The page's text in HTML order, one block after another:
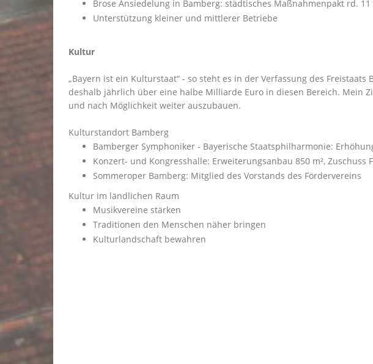
Brose Ansiedelung in Bamberg: städtisches Maßnahmenpakt rd.
Unterstützung kleiner und mittlerer Betriebe
Kultur
Bayern ist ein Kulturstaat“ - so steht es in der Verfassung des
deshalb jährlich über eine halbe Milliarde Euro in diesen Bereich. Mein
und nach Möglichkeit weiter auszubauen.
Kulturstandort Bamberg
Bamberger Symphoniker - Bayerische Staatsphilharmonie:
Konzert- und Kongresshalle: Erweiterungsanbau 850 m²,
Sommeroper Bamberg: Mitglied des Vorstands des Fördervereins
Kultur im ländlichen Raum
Musikvereine stärken
Traditionen den Menschen näher bringen
Kulturlandschaft bewahren